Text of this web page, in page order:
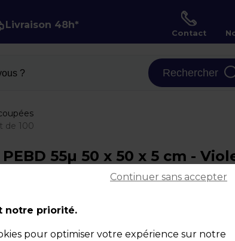
Livraison 48h*
Contact
? Rechercher
de 100
55µ 50 x 50 x 5 cm -
découpées renforcées PEBD
- Violet - Lot de 100
notre priorité.
pour optimiser votre expérience sur notre
Continuer sans accepter